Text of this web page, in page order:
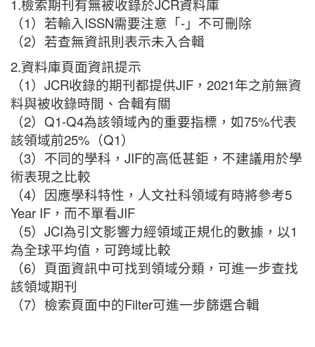
1.檢索期刊有無被收錄於JCR資料庫
（1）若輸入ISSN需要注意「-」不可刪除
（2）若查無資訊則表示未入合輯
2.資料庫頁面資訊提示
（1）JCR收錄的期刊都提供JIF，2021年之前無資
料與被收錄時間、合輯有關
（2）Q1-Q4為該領域內的重要指標，如75%代表
該領域前25%（Q1）
（3）不同的學科，JIF的高低甚鉅，不建議用於學
術表現之比較
（4）因應學科特性，人文社科領域有時將參考5
Year IF，而不單看JIF
（5）JCI為引文影響力經領域正規化的數據，以1
為全球平均值，可跨域比較
（6）頁面資訊中可找到領域分類，可進一步查找
該領域期刊
（7）檢索頁面中的Filter可進一步篩選合輯